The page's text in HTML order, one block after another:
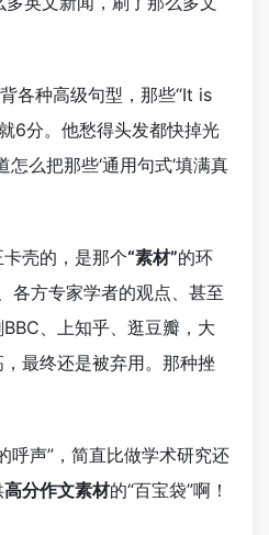
各种高级句型，那些“It is
6分。他愁得头发都快掉光
怎么把那些‘通用句式’填满真
壳的，是那个“素材”的环
各方专家学者的观点、甚至
、上知乎、逛豆瓣，大
最终还是被弃用。那种挫
呼声”，简直比做学术研究还
高分作文素材的“百宝袋”啊！